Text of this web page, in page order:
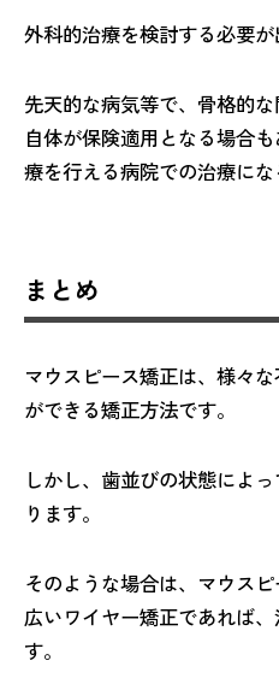
外科的治療を検討する必要が
先天的な病気等で、骨格的
自体が保険適用となる場合
療を行える病院での治療にな
まとめ
マウスピース矯正は、様々
ができる矯正方法です。
しかし、歯並びの状態によ
ります。
そのような場合は、マウス
広いワイヤー矯正であれば
す。